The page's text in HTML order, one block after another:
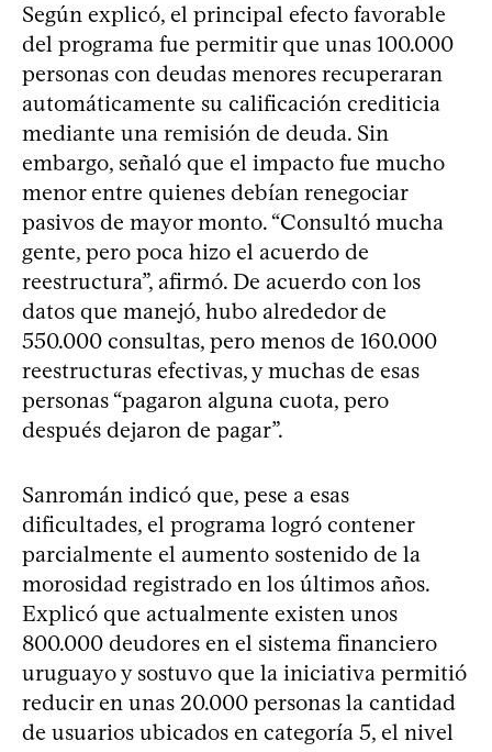
Según explicó, el principal efecto favorable
del programa fue permitir que unas 100.000
personas con deudas menores recuperaran
automáticamente su calificación crediticia
mediante una remisión de deuda. Sin
embargo, señaló que el impacto fue mucho
menor entre quienes debían renegociar
pasivos de mayor monto. “Consultó mucha
gente, pero poca hizo el acuerdo de
reestructura”, afirmó. De acuerdo con los
datos que manejó, hubo alrededor de
550.000 consultas, pero menos de 160.000
reestructuras efectivas, y muchas de esas
personas “pagaron alguna cuota, pero
después dejaron de pagar”.
Sanromán indicó que, pese a esas
dificultades, el programa logró contener
parcialmente el aumento sostenido de la
morosidad registrado en los últimos años.
Explicó que actualmente existen unos
800.000 deudores en el sistema financiero
uruguayo y sostuvo que la iniciativa permitió
reducir en unas 20.000 personas la cantidad
de usuarios ubicados en categoría 5, el nivel